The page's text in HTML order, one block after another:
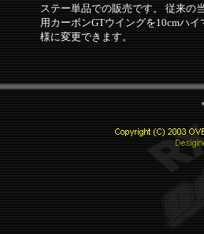
ステー単品での販売です。 従来の
用カーボンGTウイングを10cmハイ
様に変更できます。